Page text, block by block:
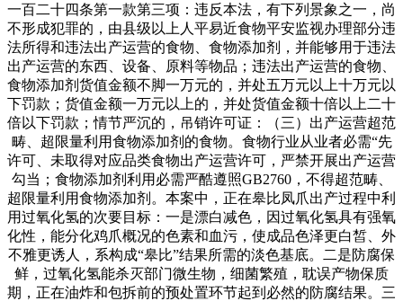
一百二十四条第一款第三项：违反本法，有下列景象之一，尚
不形成犯罪的，由县级以上人平易近食物平安监视办理部分违
法所得和违法出产运营的食物、食物添加剂，并能够用于违法
出产运营的东西、设备、原料等物品；违法出产运营的食物、
食物添加剂货值金额不脚一万元的，并处五万元以上十万元以
下罚款；货值金额一万元以上的，并处货值金额十倍以上二十
倍以下罚款；情节严沉的，吊销许可证：（三）出产运营超范
畴、超限量利用食物添加剂的食物。食物行业从业者必需“先
许可、未取得对应品类食物出产运营许可，严禁开展出产运营
勾当；食物添加剂利用必需严酷遵照GB2760，不得超范畴、
超限量利用食物添加剂。本案中，正在皋比凤爪出产过程中利
用过氧化氢的次要目标：一是漂白减色，因过氧化氢具有强氧
化性，能分化鸡爪概况的色素和血污，使成品色泽更白皙、外
不雅更诱人，系构成“皋比”结果所需的淡色基底。二是防腐保
鲜，过氧化氢能杀灭部门微生物，细菌繁殖，耽误产物保质
期，正在油炸和包拆前的预处置环节起到必然的防腐结果。三